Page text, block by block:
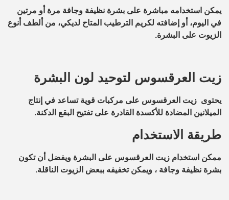
يمكن استخدامه مباشرة على بشرة نظيفة وجافة مرة أو مرتين
في اليوم، أو إضافته لكريم الترطيب المتاح لديكي، من ألطف أنوع
الزيوت على البشرة.
زيت العرقسوس لتوحيد لون البشرة
يحتوى زيت العرقسوس على مركبات قوية تساعد في إنتاج
الميلانين المضادة للأكسدة القادرة على تفتيح البقع الدكنة.
طريقة الاستخدام
ممكن استخدام زيت العرقسوس على البشرة ويفضل أن تكون
بشرة نظيفة وجافة ، ويمكن تخفيفه ببعض الزيوت الناقلة.